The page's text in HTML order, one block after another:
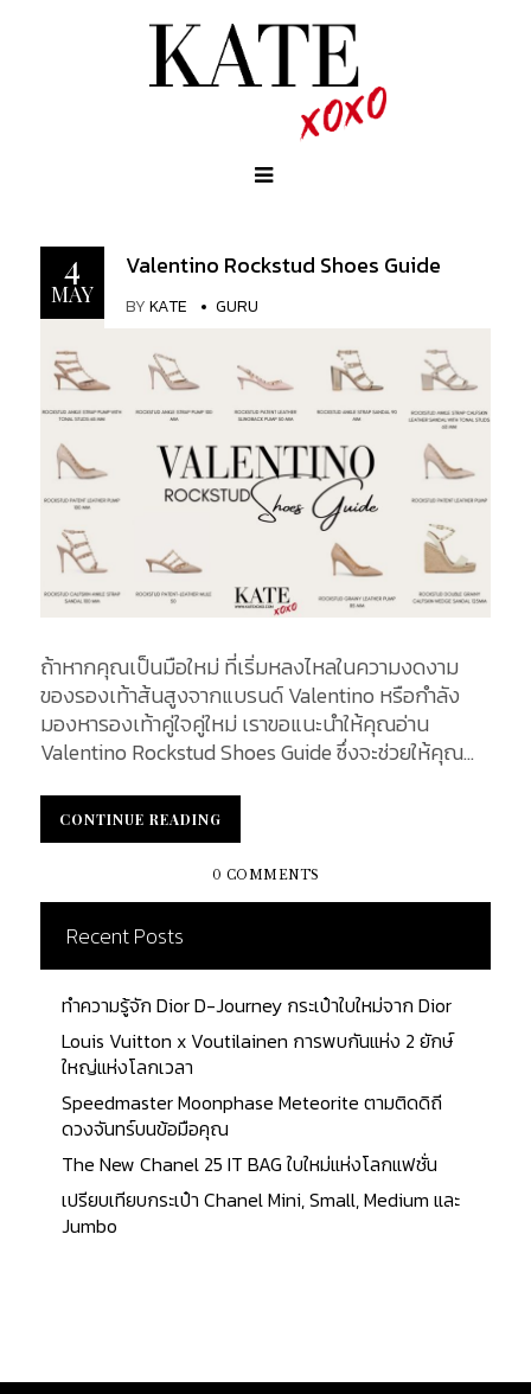
4
MAY
Valentino Rockstud Shoes Guide
BYKATE GURU
ถ้าหากคุณเป็นมือใหม่ ที่เริ่มหลงไหลในความงดงาม
ของรองเท้าส้นสูงจากแบรนด์ Valentino หรือกำลัง
มองหารองเท้าคู่ใจคู่ใหม่ เราขอแนะนำให้คุณอ่าน
Valentino Rockstud Shoes Guide ซึ่งจะช่วยให้คุณ
สไตล์ของคุณได้มากที่สุด โดยเนื้อหาในบทความนี้
เปรียบเสมือนเป็นคู่มือ ที่ช่วยแนะนำ Refference ในการ
แต่งตัว รวมถึงการสวมรองเท้า Valentino ในโอกาส
ต่าง ๆ ให้เข้ากับเสื้อผ้าแต่ละสไตล์อีกด้วย...
CONTINUE READING
CONTINUE READING
0 COMMENTS
Recent Posts
ทำความรู้จัก Dior D-Journey กระเป๋าใบใหม่จาก Dior
Louis Vuitton x Voutilainen การพบกันแห่ง 2 ยักษ์
ใหญ่แห่งโลกเวลา
Speedmaster Moonphase Meteorite ตามติดดิถี
ดวงจันทร์บนข้อมือคุณ
The New Chanel 25 IT BAG ใบใหม่แห่งโลกแฟชั่น
เปรียบเทียบกระเป๋า Chanel Mini, Small, Medium และ
Jumbo